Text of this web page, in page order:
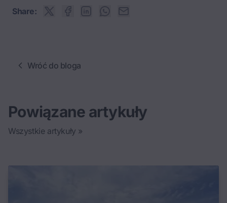
Share:
Wróć do bloga
Powiązane artykuły
Wszystkie artykuły »